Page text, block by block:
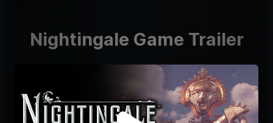
Nightingale Game Trailer